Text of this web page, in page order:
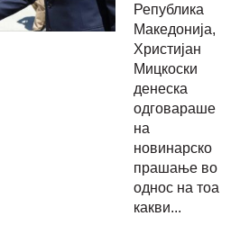
економски
раст од
над 3,5
проценти
Република
Македонија,
Христијан
Мицкоски
денеска
одговараше
на
новинарско
прашање во
однос на тоа
какви...